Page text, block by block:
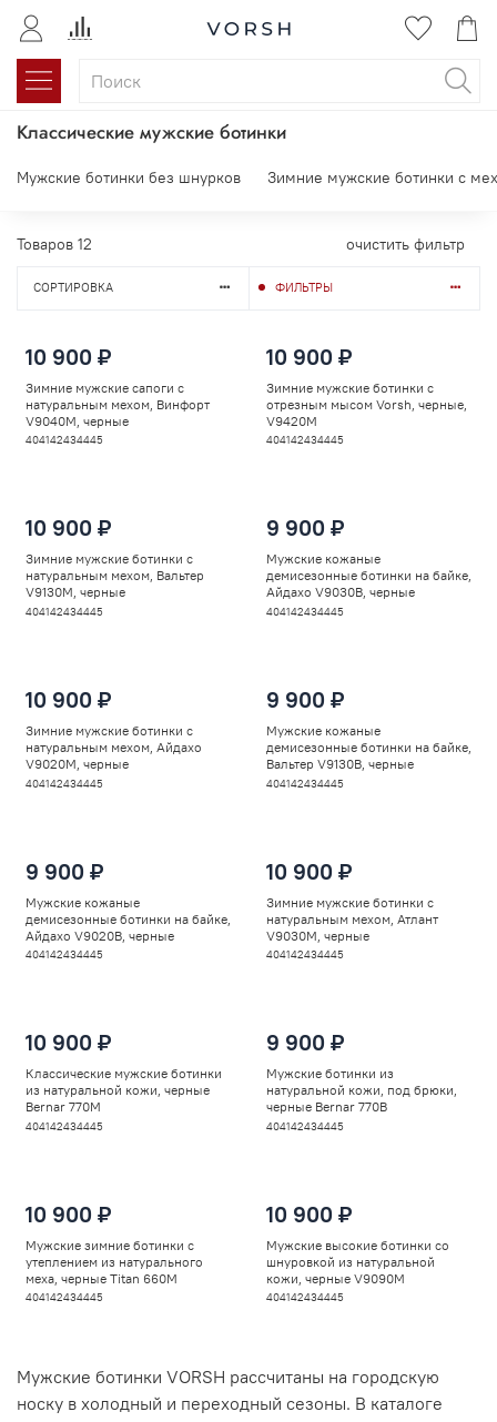
Классические мужские ботинки
Мужские ботинки без шнурков Зимние мужские ботинки с
Товаров 12 очистить фильтр
СОРТИРОВКА ФИЛЬТРЫ
10 900 ₽
Зимние мужские сапоги с
натуральным мехом, Винфорт
V9040M, черные
404142434445
10 900 ₽
Зимние мужские ботинки с
отрезным мысом Vorsh, черные,
V9420M
404142434445
10 900 ₽
Зимние мужские ботинки с
натуральным мехом, Вальтер
V9130M, черные
404142434445
9 900 ₽
Мужские кожаные
демисезонные ботинки на байке,
Айдахо V9030B, черные
404142434445
10 900 ₽
Зимние мужские ботинки с
натуральным мехом, Айдахо
V9020M, черные
404142434445
9 900 ₽
Мужские кожаные
демисезонные ботинки на байке,
Вальтер V9130B, черные
404142434445
9 900 ₽
Мужские кожаные
демисезонные ботинки на байке,
Айдахо V9020B, черные
404142434445
10 900 ₽
Зимние мужские ботинки с
натуральным мехом, Атлант
V9030M, черные
404142434445
10 900 ₽
Классические мужские ботинки
из натуральной кожи, черные
Bernar 770M
404142434445
9 900 ₽
Мужские ботинки из
натуральной кожи, под брюки,
черные Bernar 770B
404142434445
10 900 ₽
Мужские зимние ботинки с
утеплением из натурального
меха, черные Titan 660M
404142434445
10 900 ₽
Мужские высокие ботинки со
шнуровкой из натуральной
кожи, черные V9090M
404142434445
Мужские ботинки VORSH рассчитаны на городскую
носку в холодный и переходный сезоны. В каталоге